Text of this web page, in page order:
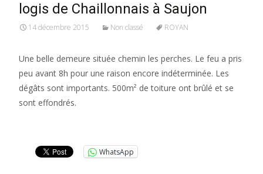
logis de Chaillonnais à Saujon
14 décembre 2015 Non classé ROYAN
Une belle demeure située chemin les perches. Le feu a pris
peu avant 8h pour une raison encore indéterminée. Les
dégâts sont importants. 500m² de toiture ont brûlé et se
sont effondrés.
WhatsApp